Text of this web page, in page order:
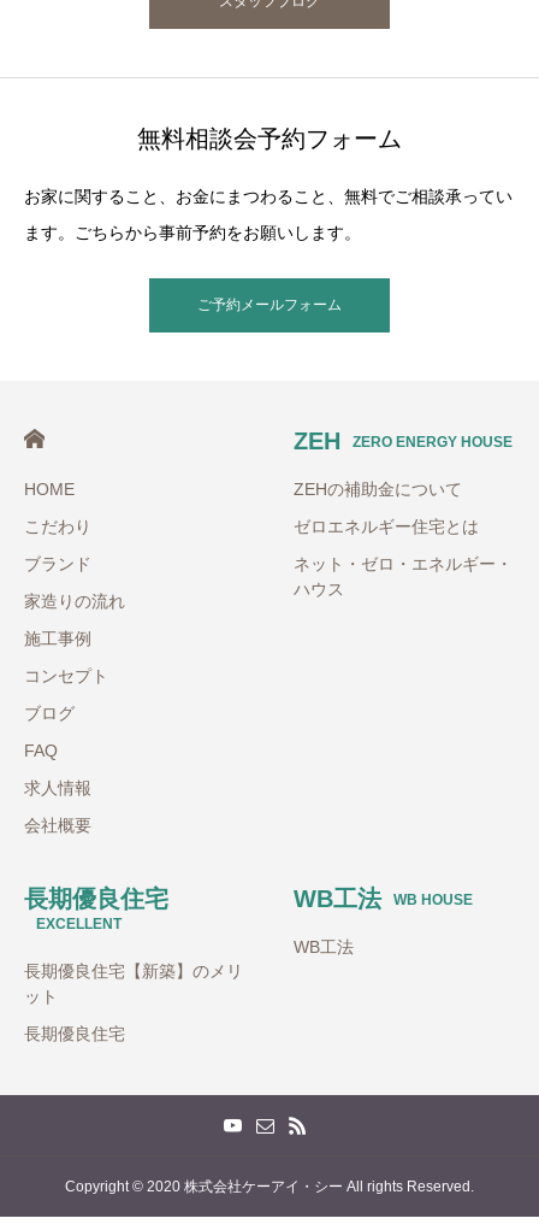
無料相談会予約フォーム
お家に関すること、お金にまつわること、無料でご相談承ってい
ます。ごちらから事前予約をお願いします。
ご予約メールフォーム
HOME
こだわり
ブランド
家造りの流れ
施工事例
コンセプト
ブログ
FAQ
求人情報
会社概要
ZEH ZERO ENERGY HOUSE
ZEHの補助金について
ゼロエネルギー住宅とは
ネット・ゼロ・エネルギー・
ハウス
長期優良住宅
EXCELLENT
長期優良住宅【新築】のメリ
ット
長期優良住宅
WB工法 WB HOUSE
WB工法
Copyright © 2020 株式会社ケーアイ・シー All rights Reserved.